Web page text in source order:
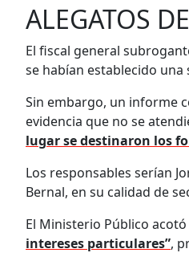
ALEGATOS
El fiscal general
se habían establecido
Sin embargo, un informe
evidencia que no se
lugar se destinaron los
Los responsables serían
Bernal, en su calidad de
El Ministerio Público
intereses particulares”,